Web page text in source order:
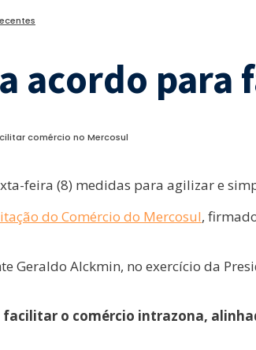
acordo
comércio no Mercosul
feira (8) medidas para agilizar e
do Comércio do Mercosul,
Geraldo Alckmin, no exercício da
facilitar o comércio intrazona,